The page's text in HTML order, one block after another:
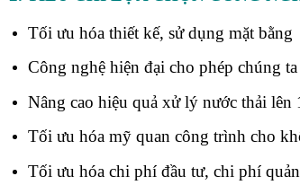
Tối ưu hóa thiết kế, sử dụng mặt bằng
Công nghệ hiện đại cho phép chúng
Nâng cao hiệu quả xử lý nước thải
Tối ưu hóa mỹ quan công trình cho
Tối ưu hóa chi phí đầu tư, chi phí